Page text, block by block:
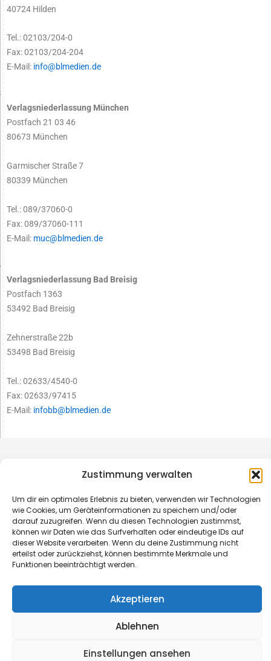
Zustimmung verwalten
Um dir ein optimales Erlebnis zu bieten, verwenden wir Technologien
wie Cookies, um Geräteinformationen zu speichern und/oder
darauf zuzugreifen. Wenn du diesen Technologien zustimmst,
können wir Daten wie das Surfverhalten oder eindeutige IDs auf
dieser Website verarbeiten. Wenn du deine Zustimmung nicht
erteilst oder zurückziehst, können bestimmte Merkmale und
Funktionen beeinträchtigt werden.
Akzeptieren
Ablehnen
Einstellungen ansehen
40724 Hilden
Tel.: 02103/204-0
Fax: 02103/204-204
E-Mail: info@blmedien.de
Verlagsniederlassung München
Postfach 21 03 46
80673 München
Garmischer Straße 7
80339 München
Tel.: 089/37060-0
Fax: 089/37060-111
E-Mail: muc@blmedien.de
Verlagsniederlassung Bad Breisig
Postfach 1363
53492 Bad Breisig
Zehnerstraße 22b
53498 Bad Breisig
Tel.: 02633/4540-0
Fax: 02633/97415
E-Mail: infobb@blmedien.de
Made with ♥ by HLT GmbH & Co. KG